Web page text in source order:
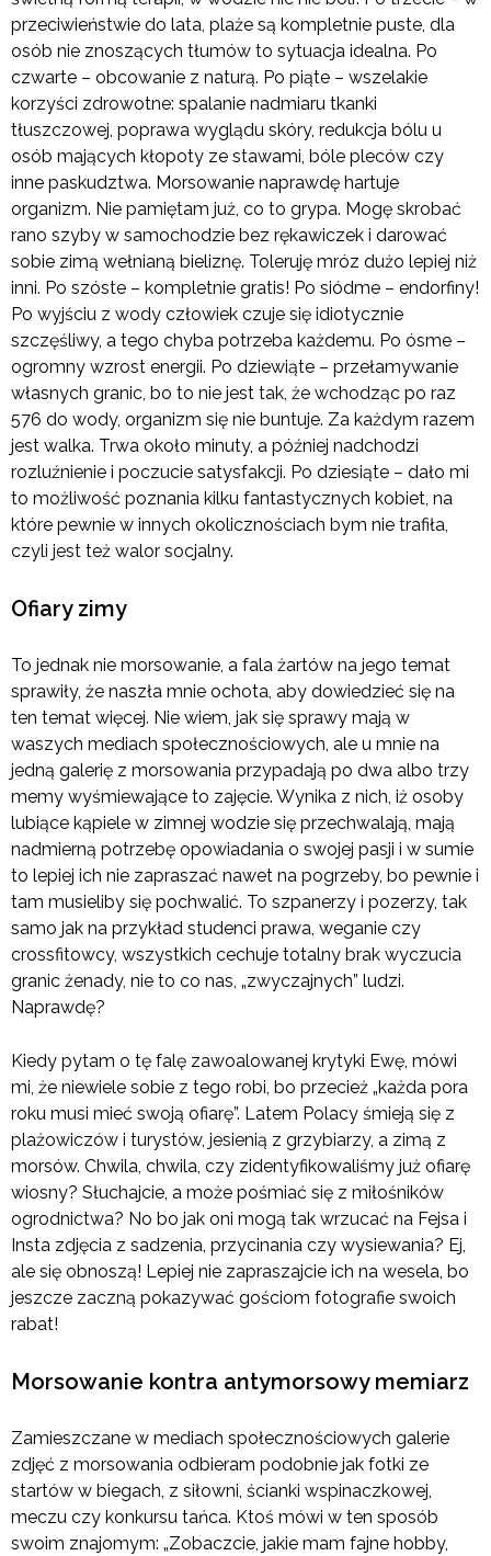
przeciwieństwie do lata, plaże są kompletnie puste, dla
osób nie znoszących tłumów to sytuacja idealna. Po
czwarte – obcowanie z naturą. Po piąte – wszelakie
korzyści zdrowotne: spalanie nadmiaru tkanki
tłuszczowej, poprawa wyglądu skóry, redukcja bólu u
osób mających kłopoty ze stawami, bóle pleców czy
inne paskudztwa. Morsowanie naprawdę hartuje
organizm. Nie pamiętam już, co to grypa. Mogę skrobać
rano szyby w samochodzie bez rękawiczek i darować
sobie zimą wełnianą bieliznę. Toleruję mróz dużo lepiej niż
inni. Po szóste – kompletnie gratis! Po siódme – endorfiny!
Po wyjściu z wody człowiek czuje się idiotycznie
szczęśliwy, a tego chyba potrzeba każdemu. Po ósme –
ogromny wzrost energii. Po dziewiąte – przełamywanie
własnych granic, bo to nie jest tak, że wchodząc po raz
576 do wody, organizm się nie buntuje. Za każdym razem
jest walka. Trwa około minuty, a później nadchodzi
rozluźnienie i poczucie satysfakcji. Po dziesiąte – dało mi
to możliwość poznania kilku fantastycznych kobiet, na
które pewnie w innych okolicznościach bym nie trafiła,
czyli jest też walor socjalny.
Ofiary zimy
To jednak nie morsowanie, a fala żartów na jego temat
sprawiły, że naszła mnie ochota, aby dowiedzieć się na
ten temat więcej. Nie wiem, jak się sprawy mają w
waszych mediach społecznościowych, ale u mnie na
jedną galerię z morsowania przypadają po dwa albo trzy
memy wyśmiewające to zajęcie. Wynika z nich, iż osoby
lubiące kąpiele w zimnej wodzie się przechwalają, mają
nadmierną potrzebę opowiadania o swojej pasji i w sumie
to lepiej ich nie zapraszać nawet na pogrzeby, bo pewnie i
tam musieliby się pochwalić. To szpanerzy i pozerzy, tak
samo jak na przykład studenci prawa, weganie czy
crossfitowcy, wszystkich cechuje totalny brak wyczucia
granic żenady, nie to co nas, „zwyczajnych” ludzi.
Naprawdę?
Kiedy pytam o tę falę zawoalowanej krytyki Ewę, mówi
mi, że niewiele sobie z tego robi, bo przecież „każda pora
roku musi mieć swoją ofiarę”. Latem Polacy śmieją się z
plażowiczów i turystów, jesienią z grzybiarzy, a zimą z
morsów. Chwila, chwila, czy zidentyfikowaliśmy już ofiarę
wiosny? Słuchajcie, a może pośmiać się z miłośników
ogrodnictwa? No bo jak oni mogą tak wrzucać na Fejsa i
Insta zdjęcia z sadzenia, przycinania czy wysiewania? Ej,
ale się obnoszą! Lepiej nie zapraszajcie ich na wesela, bo
jeszcze zaczną pokazywać gościom fotografie swoich
rabat!
Morsowanie kontra antymorsowy memiarz
Zamieszczane w mediach społecznościowych galerie
zdjęć z morsowania odbieram podobnie jak fotki ze
startów w biegach, z siłowni, ścianki wspinaczkowej,
meczu czy konkursu tańca. Ktoś mówi w ten sposób
swoim znajomym: „Zobaczcie, jakie mam fajne hobby,